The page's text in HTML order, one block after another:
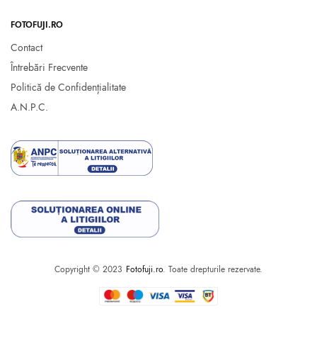
FOTOFUJI.RO
Contact
Întrebări Frecvente
Politică de Confidențialitate
A.N.P.C.
Copyright © 2023 Fotofuji.ro. Toate drepturile rezervate.